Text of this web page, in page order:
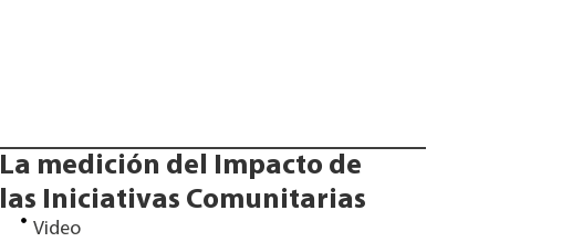
La medición del Impacto de
las Iniciativas Comunitarias
Video